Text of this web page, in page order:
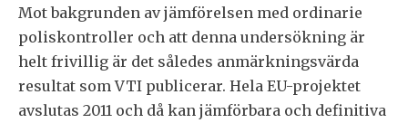
Mot bakgrunden av jämförelsen med ordinarie
poliskontroller och att denna undersökning är
helt frivillig är det således anmärkningsvärda
resultat som VTI publicerar. Hela EU-projektet
avslutas 2011 och då kan jämförbara och definitiva